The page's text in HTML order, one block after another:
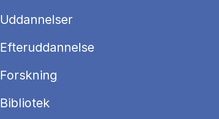
Uddannelser
Efteruddannelse
Forskning
Bibliotek